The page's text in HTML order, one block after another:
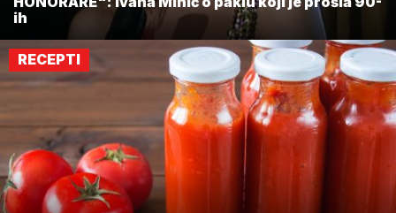
ih
RECEPTI